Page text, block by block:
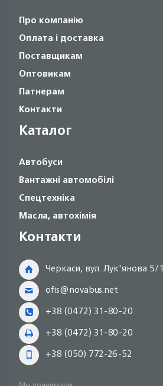
Про компанію
Оплата і доставка
Поставщикам
Оптовикам
Патнерам
Контакти
Каталог
Автобуси
Вантажні автомобілі
Спецтехніка
Масла, автохімія
Контакти
Черкаси, вул. Лук'янова 5/1
ofis@novabus.net
+38 (0472) 31-80-20
+38 (0472) 31-80-20
+38 (050) 772-26-52